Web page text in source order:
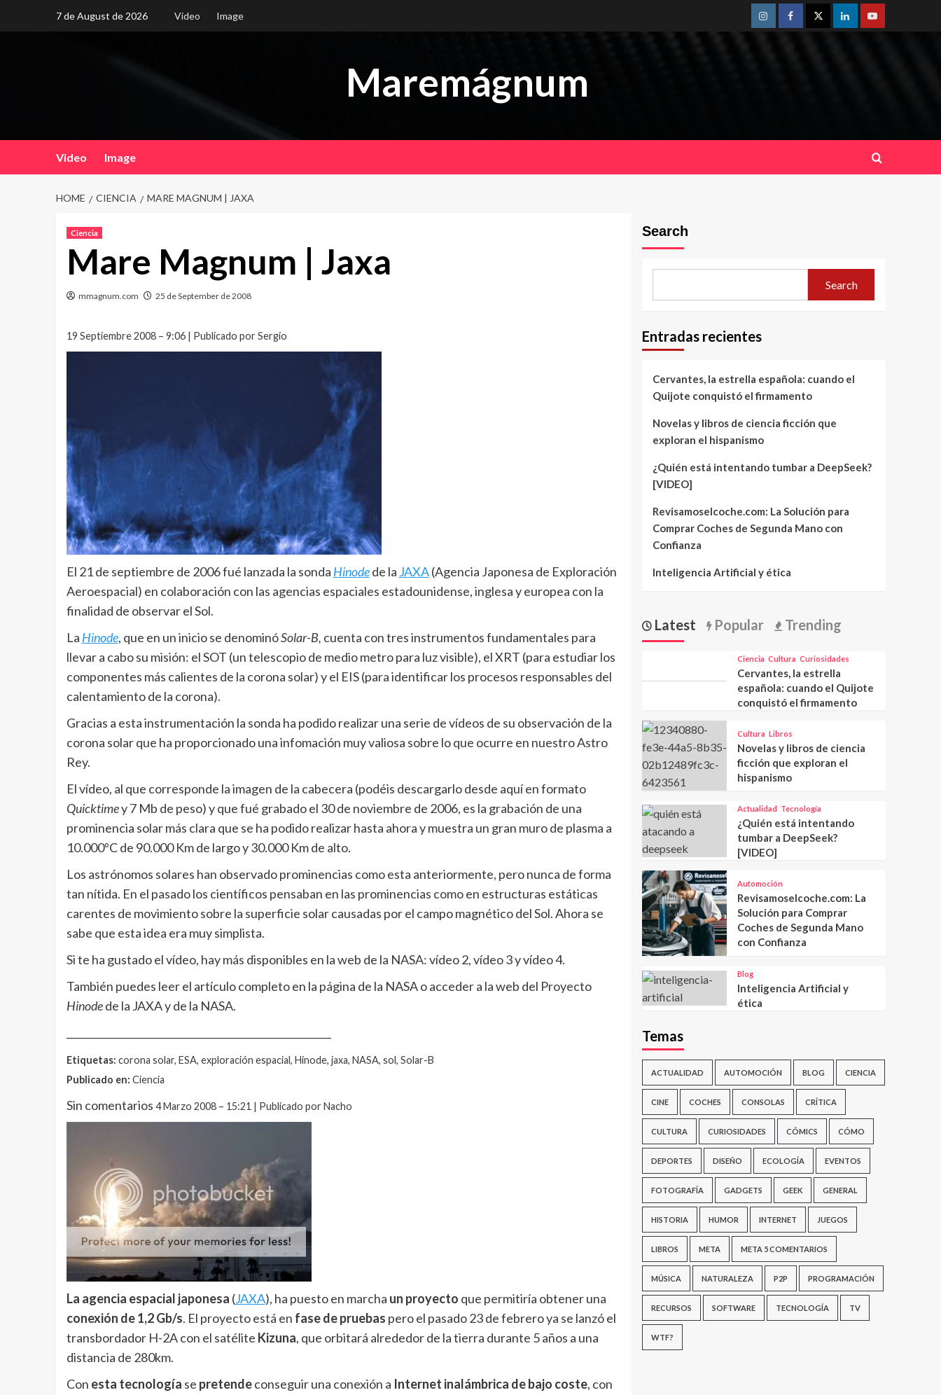
7 de August de 2026 Video Image
InstagramFacebookTwitterLinkedinYoutube
Maremágnum
Video Image
HOME CIENCIA MARE MAGNUM | JAXA
Ciencia
Mare Magnum | Jaxa
mmagnum.com 25 de September de 2008
19 Septiembre 2008 – 9:06 | Publicado por Sergio
El 21 de septiembre de 2006 fué lanzada la sonda Hinodede la JAXA(Agencia Japonesa de Exploración
Aeroespacial) en colaboración con las agencias espaciales estadounidense, inglesa y europea con la
finalidad de observar el Sol.
La Hinode, que en un inicio se denominóSolar-B, cuenta con tres instrumentos fundamentales para
llevar a cabo su misión: el SOT (un telescopio de medio metro para luz visible), el XRT (para estudiar los
componentes más calientes de la corona solar) y el EIS (para identificar los procesos responsables del
calentamiento de la corona).
Gracias a esta instrumentación la sonda ha podido realizar una serie de vídeos de su observación de la
corona solar que ha proporcionado una infomación muy valiosa sobre lo que ocurre en nuestro Astro
Rey.
El vídeo, al que corresponde la imagen de la cabecera (podéis descargarlo desde aquí en formato
Quicktimey 7 Mb de peso) y que fué grabado el 30 de noviembre de 2006, es la grabación de una
prominencia solar más clara que se ha podido realizar hasta ahora y muestra un gran muro de plasma a
10.000ºC de 90.000 Km de largo y 30.000 Km de alto.
Los astrónomos solares han observado prominencias como esta anteriormente, pero nunca de forma
tan nítida. En el pasado los científicos pensaban en las prominencias como en estructuras estáticas
carentes de movimiento sobre la superficie solar causadas por el campo magnético del Sol. Ahora se
sabe que esta idea era muy simplista.
Si te ha gustado el vídeo, hay más disponibles en la web de la NASA: vídeo 2, vídeo 3 y vídeo 4.
También puedes leer el artículo completo en la página de la NASA o acceder a la web del Proyecto
Hinodede la JAXA y de la NASA.
Etiquetas: corona solar, ESA, exploración espacial, Hinode, jaxa, NASA, sol, Solar-B
Publicado en: Ciencia
Sin comentarios 4 Marzo 2008 – 15:21 | Publicado por Nacho
La agencia espacial japonesa (JAXA), ha puesto en marcha un proyecto que permitiría obtener una
conexión de 1,2 Gb/s. El proyecto está en fase de pruebas pero el pasado 23 de febrero ya se lanzó el
transbordador H-2A con el satélite Kizuna, que orbitará alrededor de la tierra durante 5 años a una
distancia de 280km.
Con esta tecnología se pretendeconseguir una conexión a Internet inalámbrica de bajo coste, con
Search
Search
Entradas recientes
Cervantes, la estrella española: cuando el
Quijote conquistó el firmamento
Novelas y libros de ciencia ficción que
exploran el hispanismo
¿Quién está intentando tumbar a DeepSeek?
[VIDEO]
Revisamoselcoche.com: La Solución para
Comprar Coches de Segunda Mano con
Confianza
Inteligencia Artificial y ética
Latest Popular Trending
Ciencia Cultura Curiosidades
Cervantes, la estrella
española: cuando el Quijote
conquistó el firmamento
Cultura Libros
Novelas y libros de ciencia
ficción que exploran el
hispanismo
Actualidad Tecnología
¿Quién está intentando
tumbar a DeepSeek?
[VIDEO]
Automoción
Revisamoselcoche.com: La
Solución para Comprar
Coches de Segunda Mano
con Confianza
Blog
Inteligencia Artificial y
ética
Temas
ACTUALIDAD AUTOMOCIÓN BLOG CIENCIA
CINE COCHES CONSOLAS CRÍTICA
CULTURA CURIOSIDADES CÓMICS CÓMO
DEPORTES DISEÑO ECOLOGÍA EVENTOS
FOTOGRAFÍA GADGETS GEEK GENERAL
HISTORIA HUMOR INTERNET JUEGOS
LIBROS META META 5 COMENTARIOS
MÚSICA NATURALEZA P2P PROGRAMACIÓN
RECURSOS SOFTWARE TECNOLOGÍA TV
WTF?